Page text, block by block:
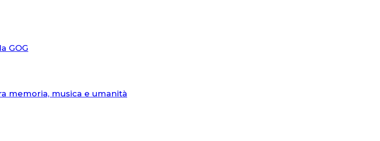
GOG
memoria, musica e umanità